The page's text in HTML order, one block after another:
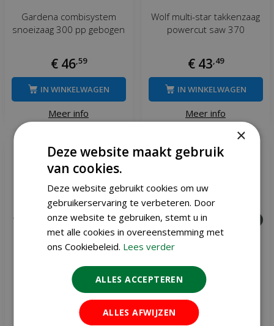
Gardena combisystem
snoeizaag 300 pp gebogen
€ 46 59
Meer info
IN WINKELWAGEN
Wolf multi-star takkenzaag
powercut saw 370
€ 43 49
Meer info
IN WINKELWAGEN
Gardena combisystem
snoeizaag 300 PP
Gardena snoeizaag
inklapbaar 135 P
×
Deze website maakt gebruik
van cookies.
Deze website gebruikt cookies om uw
gebruikerservaring te verbeteren. Door
onze website te gebruiken, stemt u in
met alle cookies in overeenstemming met
ons Cookiebeleid. Lees verder
ALLES ACCEPTEREN
ALLES AFWIJZEN